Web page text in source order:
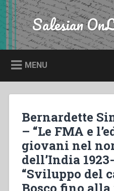
Skip
to
content
Search Salesian
MENU
Bernardette
– “Le FMA e
giovani nel
dell’India
“Sviluppo del